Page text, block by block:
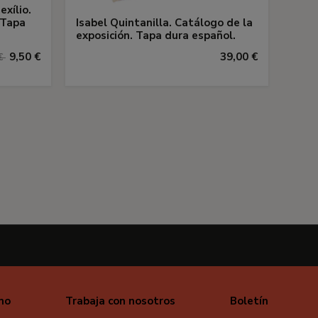
9,50 €
Isabel Quintanilla. Catálogo de la
exposición. Tapa dura español.
39,00 €
Trabaja con nosotros Boletín